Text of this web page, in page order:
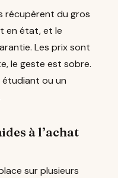
récupèrent du gros
en état, et le
Les prix sont
le geste est sobre.
étudiant ou un
à l’achat
sur plusieurs